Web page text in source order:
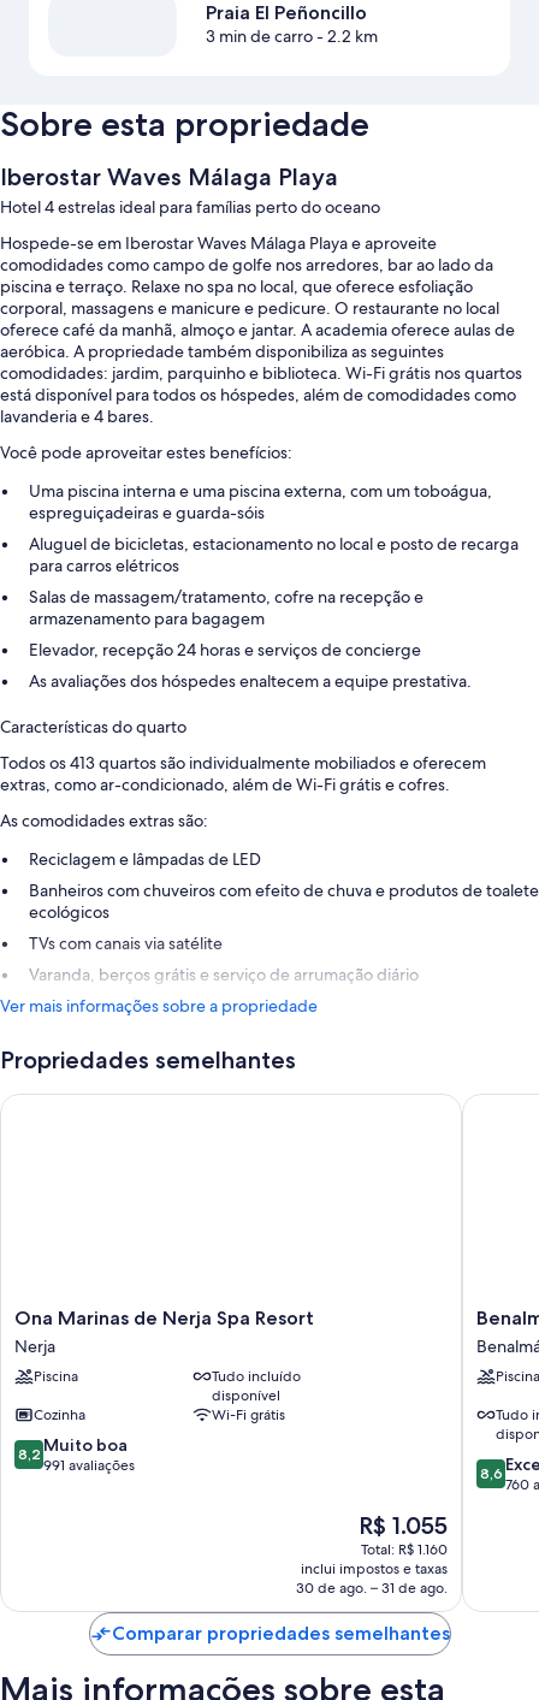
Praia El Peñoncillo
3 min de carro- 2.2 km
Sobre esta propriedade
Iberostar Waves Málaga Playa
Hotel 4 estrelas ideal para famílias perto do oceano
Hospede-se em Iberostar Waves Málaga Playa e aproveite
comodidades como campo de golfe nos arredores, bar ao lado da
piscina e terraço. Relaxe no spa no local, que oferece esfoliação
corporal, massagens e manicure e pedicure. O restaurante no local
oferece café da manhã, almoço e jantar. A academia oferece aulas de
aeróbica. A propriedade também disponibiliza as seguintes
comodidades: jardim, parquinho e biblioteca. Wi-Fi grátis nos quartos
está disponível para todos os hóspedes, além de comodidades como
lavanderia e 4 bares.
Você pode aproveitar estes benefícios:
Uma piscina interna e uma piscina externa, com um toboágua,
espreguiçadeiras e guarda-sóis
Aluguel de bicicletas, estacionamento no local e posto de recarga
para carros elétricos
Salas de massagem/tratamento, cofre na recepção e
armazenamento para bagagem
Elevador, recepção 24 horas e serviços de concierge
As avaliações dos hóspedes enaltecem a equipe prestativa.
Características do quarto
Todos os 413 quartos são individualmente mobiliados e oferecem
extras, como ar-condicionado, além de Wi-Fi grátis e cofres.
As comodidades extras são:
Reciclagem e lâmpadas de LED
Banheiros com chuveiros com efeito de chuva e produtos de toalete
ecológicos
TVs com canais via satélite
Varanda, berços grátis e serviço de arrumação diário
Ver mais informações sobre a propriedade
Propriedades semelhantes
Ona
Marinas
de
Nerja
Resort
Nerja
Ona Marinas de Nerja Spa Resort
Nerja
Piscina
Tudo incluído
disponível
Cozinha
Wi-Fi grátis
8.2
de
8,2 Muito boa
991 avaliações
O
preço
é
de
R$ 1.055
R$ 1.055
Total: R$ 1.160
inclui impostos e taxas
30 de ago. – 31 de ago.
Ona Marinas de Nerja Spa Resort
Benalma
Hotel
Costa
del
Costa
Piscina
Tudo
8.6
de
8,6
760
Comparar propriedades semelhantes
Mais informações sobre esta